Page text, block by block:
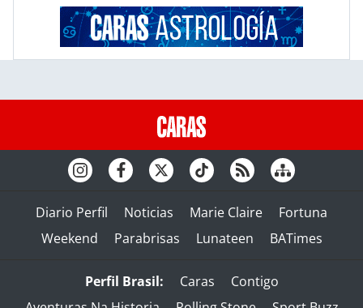
Diario Perfil Noticias Marie Claire
Fortuna
Weekend
Parabrisas Lunateen BATimes
Perfil Brasil: Caras
Contigo